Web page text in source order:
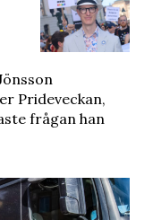
Prideveckan,
frågan han